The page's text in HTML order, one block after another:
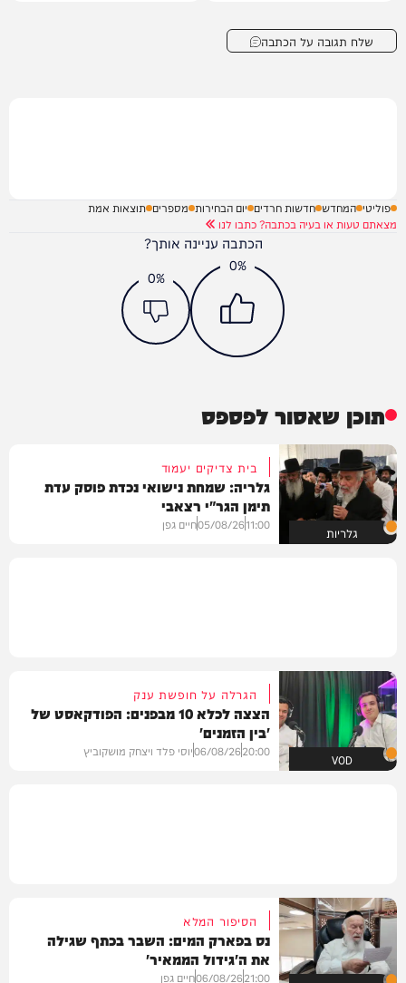
שלח תגובה על הכתבה
פוליטי המחדש חדשות חרדים יום הבחירות מספרים תוצאות אמת
מצאתם טעות או בעיה בכתבה? כתבו לנו
הכתבה עניינה אותך?
0%
0%
תוכן שאסור לפספס
גלריות
בית צדיקים יעמוד
גלריה: שמחת נישואי נכדת פוסק עדת
תימן הגר"י רצאבי
11:00
05/08/26חיים גפן
VOD
הגרלה על חופשת ענק
הצצה לכלא 10 מבפנים: הפודקאסט של
'בין הזמנים'
20:00
06/08/26יוסי פלד ויצחק מושקוביץ
הסיפור המלא
נס בפארק המים: השבר בכתף שגילה
את ה'גידול הממאיר'
21:00
06/08/26חיים גפן